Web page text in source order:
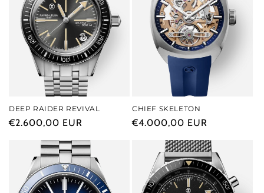
DEEP RAIDER REVIVAL
Prezzo
€2.600,00 EUR
CHIEF SKELETON
Prezzo
listino
€4.000,00 EUR